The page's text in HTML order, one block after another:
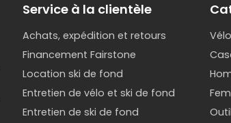
Service à la clientèle
Achats, expédition et retours
Financement Fairstone
Location ski de fond
Entretien de vélo et ski de fond
Entretien de ski de fond